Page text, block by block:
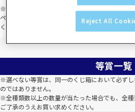
※各種SNSなどからアクセスした場合、PayPay
ページのURLをコピーしてブラウザ（safari、
ください。
等賞一覧
※選べない等賞は、同一のくじ箱において必ず
のではありません。
※全種類数以上の数量が当たった場合でも、全種
ご了承のうえお買い求めください。
Reject All